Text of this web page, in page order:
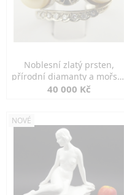
Noblesní zlatý prsten,
přírodní diamanty a mořské
perly
40 000 Kč
NOVÉ